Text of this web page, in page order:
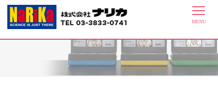
最新情報